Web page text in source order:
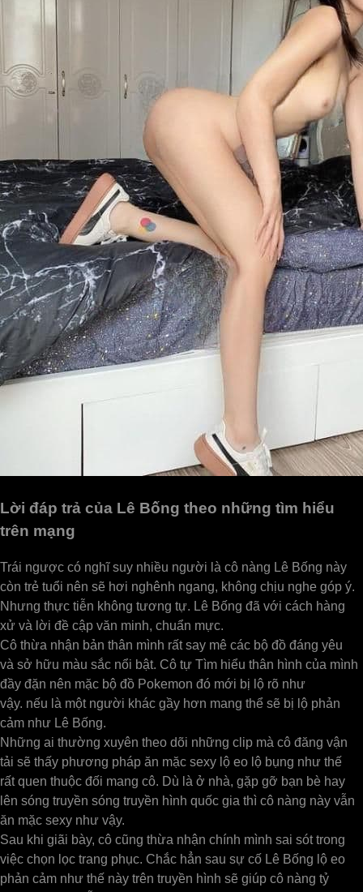
Lời đáp trả của Lê Bống theo những tìm hiểu
trên mạng
Trái ngược có nghĩ suy nhiều người là cô nàng Lê Bống này
còn trẻ tuổi nên sẽ hơi nghênh ngang, không chịu nghe góp ý.
Nhưng thực tiễn không tương tự. Lê Bống đã với cách hàng
xử và lời đề cập văn minh, chuẩn mực.
Cô thừa nhận bản thân mình rất say mê các bộ đồ đáng yêu
và sở hữu màu sắc nổi bật. Cô tự Tìm hiểu thân hình của mình
đầy đặn nên mặc bộ đồ Pokemon đó mới bị lộ rõ như
vậy. nếu là một người khác gầy hơn mang thể sẽ bị lộ phản
cảm như Lê Bống.
Những ai thường xuyên theo dõi những clip mà cô đăng vận
tải sẽ thấy phương pháp ăn mặc sexy lộ eo lộ bụng như thế
rất quen thuộc đối mang cô. Dù là ở nhà, gặp gỡ bạn bè hay
lên sóng truyền sóng truyền hình quốc gia thì cô nàng này vẫn
ăn mặc sexy như vậy.
Sau khi giãi bày, cô cũng thừa nhận chính mình sai sót trong
việc chọn lọc trang phục. Chắc hẳn sau sự cố Lê Bống lộ eo
phản cảm như thế này trên truyền hình sẽ giúp cô nàng tỷ